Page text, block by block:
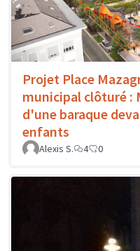
Projet Place
municipal clôturé :
d'une baraque
enfants
Alexis S. 4 0